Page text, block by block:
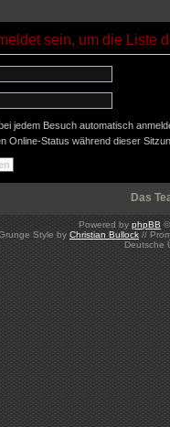
sein, um die Liste
jedem Besuch automatisch
Online-Status während dieser
Das
Powered by phpBB
Style by Christian Bullock //
Deutsche